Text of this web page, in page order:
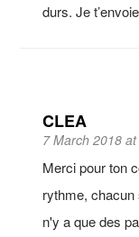
durs. Je
CLEA
7 March 2018
Merci pour ton
rythme,
n'y a que des